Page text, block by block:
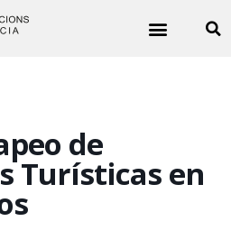
de
Turísticas en